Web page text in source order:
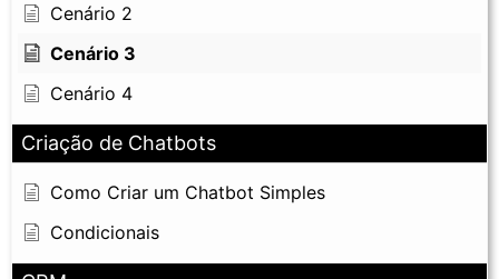
Cenário 2
Cenário 3
Cenário 4
Criação de Chatbots
Como Criar um Chatbot Simples
Condicionais